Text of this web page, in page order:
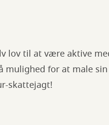
lov til at være aktive
mulighed for at male
skattejagt!